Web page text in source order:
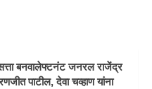
बनवालेफ्टनंट जनरल राजेंद्र
पाटील, देवा चव्हाण यांना